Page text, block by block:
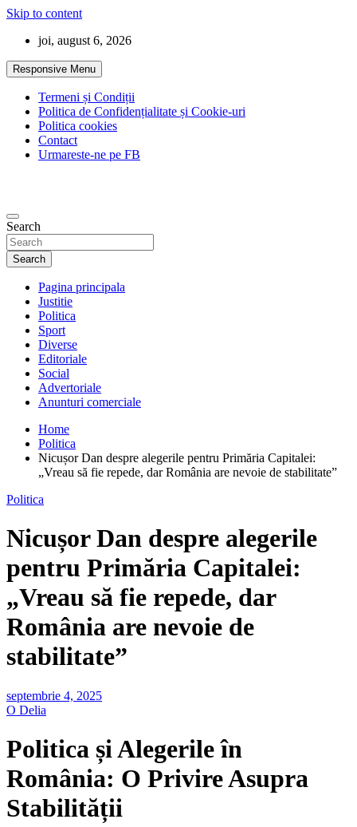
Skip to content
joi, august 6, 2026
Responsive Menu
Termeni și Condiții
Politica de Confidențialitate și Cookie-uri
Politica cookies
Contact
Urmareste-ne pe FB
Search
Search
Pagina principala
Justitie
Politica
Sport
Diverse
Editoriale
Social
Advertoriale
Anunturi comerciale
Home
Politica
Nicușor Dan despre alegerile pentru Primăria Capitalei:
„Vreau să fie repede, dar România are nevoie de stabilitate”
Politica
Nicușor Dan despre alegerile
pentru Primăria Capitalei:
„Vreau să fie repede, dar
România are nevoie de
stabilitate”
septembrie 4, 2025
O Delia
Politica și Alegerile în
România: O Privire Asupra
Stabilității